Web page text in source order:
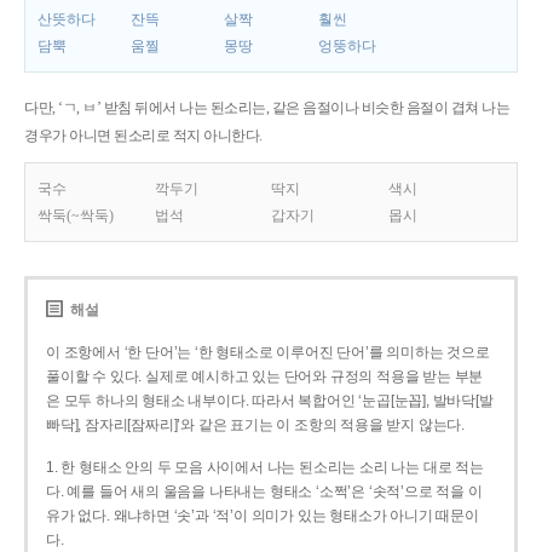
산뜻하다 잔뜩 살짝
훨씬
담뿍
움찔 몽땅 엉뚱하다
다만, ‘ㄱ, ㅂ’ 받침 뒤에서 나는 된소리는, 같은 음절이나 비슷한 음절이 겹쳐 나는
경우가 아니면 된소리로 적지 아니한다.
국수 깍두기 딱지
색시
싹둑(~싹둑)
법석 갑자기 몹시
해설
이 조항에서 ‘한 단어’는 ‘한 형태소로 이루어진 단어’를 의미하는 것으로
풀이할 수 있다. 실제로 예시하고 있는 단어와 규정의 적용을 받는 부분
은 모두 하나의 형태소 내부이다. 따라서 복합어인 ‘눈곱[눈꼽], 발바닥[발
빠닥], 잠자리[잠짜리]’와 같은 표기는 이 조항의 적용을 받지 않는다.
1. 한 형태소 안의 두 모음 사이에서 나는 된소리는 소리 나는 대로 적는
다. 예를 들어 새의 울음을 나타내는 형태소 ‘소쩍’은 ‘솟적’으로 적을 이
유가 없다. 왜냐하면 ‘솟’과 ‘적’이 의미가 있는 형태소가 아니기 때문이
다.